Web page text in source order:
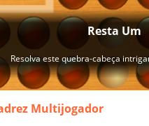
Multijogador